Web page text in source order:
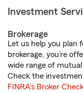
Investment
Brokerage
Let us help you plan
brokerage, you’re
wide range of
Check the
FINRA's Broker